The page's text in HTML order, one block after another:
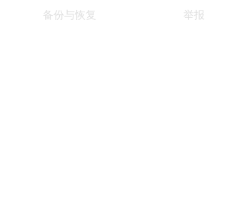
备份与恢复
举报